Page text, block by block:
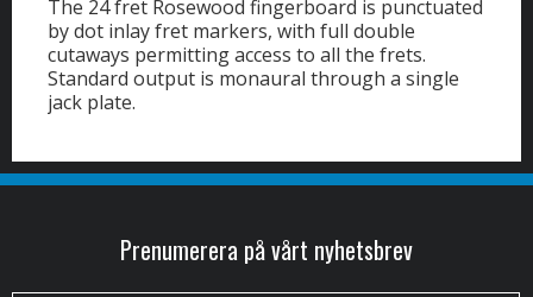
The 24 fret Rosewood fingerboard is punctuated
by dot inlay fret markers, with full double
cutaways permitting access to all the frets.
Standard output is monaural through a single
jack plate.
Prenumerera på vårt nyhetsbrev